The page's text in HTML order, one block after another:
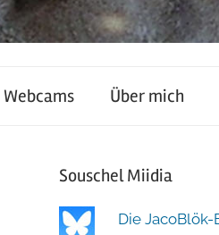
Webcams Über mich
Souschel Miidia
Die